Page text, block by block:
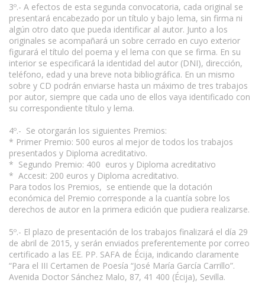
3º.- A efectos de esta segunda convocatoria, cada original se
presentará encabezado por un título y bajo lema, sin firma ni
algún otro dato que pueda identificar al autor. Junto a los
originales se acompañará un sobre cerrado en cuyo exterior
figurará el título del poema y el lema con que se firma. En su
interior se especificará la identidad del autor (DNI), dirección,
teléfono, edad y una breve nota bibliográfica. En un mismo
sobre y CD podrán enviarse hasta un máximo de tres trabajos
por autor, siempre que cada uno de ellos vaya identificado con
su correspondiente título y lema.
4º.- Se otorgarán los siguientes Premios:
* Primer Premio: 500 euros al mejor de todos los trabajos
presentados y Diploma acreditativo.
* Segundo Premio: 400 euros y Diploma acreditativo
* Accesit: 200 euros y Diploma acreditativo.
Para todos los Premios, se entiende que la dotación
económica del Premio corresponde a la cuantía sobre los
derechos de autor en la primera edición que pudiera realizarse.
5º.- El plazo de presentación de los trabajos finalizará el día 29
de abril de 2015, y serán enviados preferentemente por correo
certificado a las EE. PP. SAFA de Écija, indicando claramente
“Para el III Certamen de Poesía “José María García Carrillo”.
Avenida Doctor Sánchez Malo, 87, 41 400 (Écija), Sevilla.